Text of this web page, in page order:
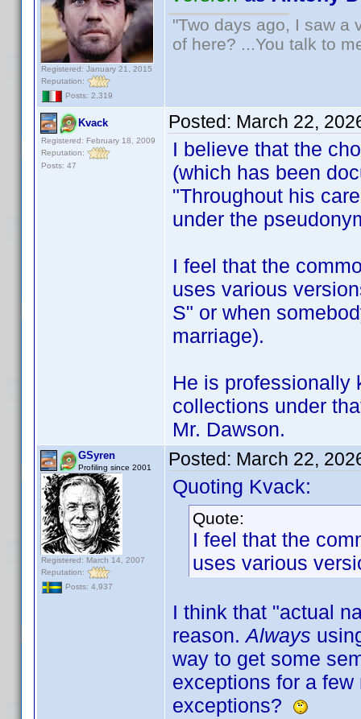
Registered: January 21, 2015
Reputation:
Posts: 2,319
"Two days ago, I saw a
of here? ...You talk to
Kvack
Registered: February 18, 2009
Reputation:
Posts: 47
Posted: March 22,
I believe that the
(which has been
"Throughout his
under the
I feel that the
uses various
S" or when
marriage).
He is professionally
collections under
Mr. Dawson.
GSyren
Profiling since 2001
Registered: March 14, 2007
Reputation:
Posts: 4,937
Posted: March 22,
Quoting Kvack:
Quote:
I feel that the
uses various
I think that "actual
reason.Always
way to get some
exceptions for a
exceptions?